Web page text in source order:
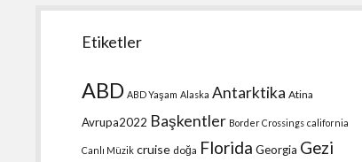
Etiketler
ABD ABD Yaşam Alaska Antarktika Atina
Avrupa2022 Başkentler Border Crossings california
Canlı Müzik cruise doğa Florida Georgia Gezi